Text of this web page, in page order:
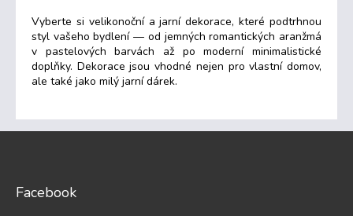
s
u
Vyberte si velikonoční ajarnídekorace,kterépodtrhnou
styl vašehobydlení — od jemnýchromantických aranžmá
v pastelovýchbarvách až pomoderníminimalistické
doplňky. Dekoracejsouvhodné nejen provlastnídomov,
ale také jako milý jarnídárek.
Facebook